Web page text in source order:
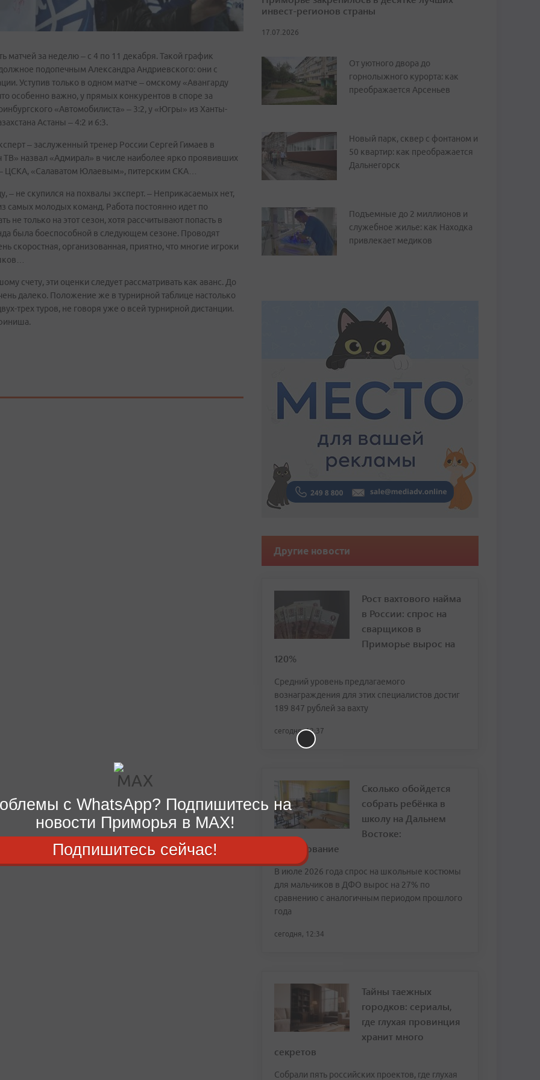
за неделю – с 4 по 11 декабря. Такой график
подопечным Александра Андриевского: они с
Уступив только в одном матче – омскому «Авангарду
особенно важно, у прямых конкурентов в споре за
«Автомобилиста» – 3:2, у «Югры» из Ханты-
Астаны – 4:2 и 6:3.
– заслуженный тренер России Сергей Гимаев в
назвал «Адмирал» в числе наиболее ярко проявивших
ЦСКА, «Салаватом Юлаевым», питерским СКА…
– не скупился на похвалы эксперт. – Неприкасаемых нет,
самых молодых команд. Работа постоянно идет по
не только на этот сезон, хотя рассчитывают попасть в
была боеспособной в следующем сезоне. Проводят
скоростная, организованная, приятно, что многие игроки
счету, эти оценки следует рассматривать как аванс. До
далеко. Положение же в турнирной таблице настолько
трех туров, не говоря уже о всей турнирной дистанции.
инвест-регионов страны
17.07.2026
От уютного двора до
горнолыжного курорта: как
преображается Арсеньев
Новый парк, сквер с фонтаном и
50 квартир: как преображается
Дальнегорск
Подъемные до 2 миллионов и
служебное жилье: как Находка
привлекает медиков
Другие новости
Рост вахтового найма
в России: спрос на
сварщиков в
Приморье вырос на
120%
Средний уровень предлагаемого
вознаграждения для этих специалистов достиг
189 847 рублей за вахту
сегодня, 12:37
Сколько обойдется
собрать ребёнка в
школу на Дальнем
Востоке:
исследование
В июле 2026 года спрос на школьные костюмы
для мальчиков в ДФО вырос на 27% по
сравнению с аналогичным периодом прошлого
года
сегодня, 12:34
Тайны таежных
городков: сериалы,
где глухая провинция
хранит много
секретов
Собрали пять российских проектов, где глухая
с WhatsApp? Подпишитесь на
новости Приморья в MAX!
Подпишитесь сейчас!